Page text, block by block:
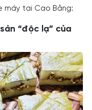
máy tại Cao Bằng:
“độc lạ” của